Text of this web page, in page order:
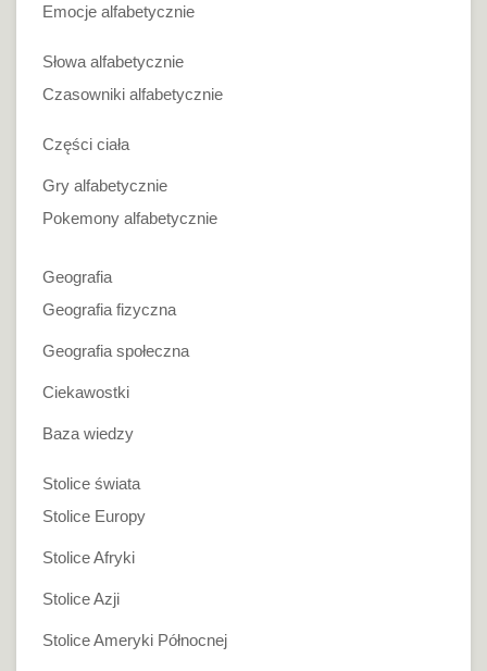
Emocje alfabetycznie
Słowa alfabetycznie
Czasowniki alfabetycznie
Części ciała
Gry alfabetycznie
Pokemony alfabetycznie
Geografia
Geografia fizyczna
Geografia społeczna
Ciekawostki
Baza wiedzy
Stolice świata
Stolice Europy
Stolice Afryki
Stolice Azji
Stolice Ameryki Północnej